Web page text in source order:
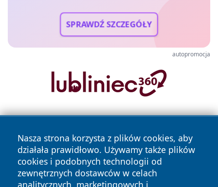
SPRAWDŹ SZCZEGÓŁY
autopromocja
Nasza strona korzysta z plików cookies, aby
działała prawidłowo. Używamy także plików
cookies i podobnych technologii od
zewnętrznych dostawców w celach
analitycznych, marketingowych i
Copyright © 2026 bedzinski24.pl Wszystkie prawa